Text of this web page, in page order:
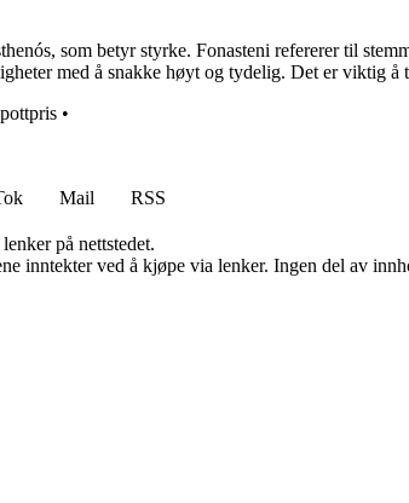
som betyr styrke. Fonasteni refererer til
med å snakke høyt og tydelig. Det er viktig
•
Mail
RSS
på nettstedet.
inntekter ved å kjøpe via lenker. Ingen del av